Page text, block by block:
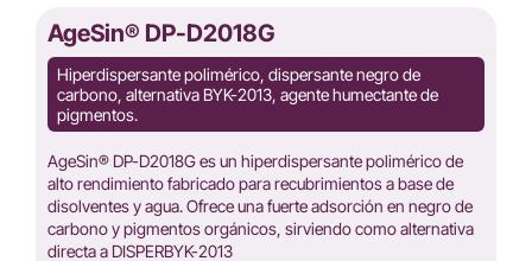
AgeSin® DP-D2018G
Hiperdispersante polimérico, dispersante negro de
carbono, alternativa BYK-2013, agente humectante de
pigmentos.
AgeSin® DP-D2018G es un hiperdispersante polimérico de
alto rendimiento fabricado para recubrimientos a base de
disolventes y agua. Ofrece una fuerte adsorción en negro de
carbono y pigmentos orgánicos, sirviendo como alternativa
directa a DISPERBYK-2013